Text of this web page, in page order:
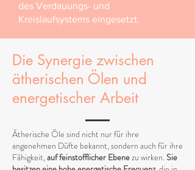
des Verdauungs- und
Kreislaufsystems eingesetzt.​
Die Synergie zwischen
ätherischen Ölen und
energetischer Arbeit
Ätherische Öle sind nicht nur für ihre
angenehmen Düfte bekannt, sondern auch für ihre
Fähigkeit,auf feinstofflicher Ebenezu wirken. Sie